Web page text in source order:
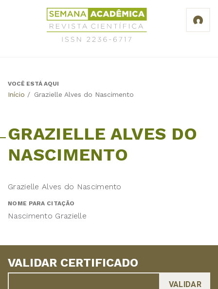
Revista
Científica
Semana
6717
Back
VOCÊ ESTÁ AQUI
Início / Grazielle Alves do Nascimento
GRAZIELLE ALVES DO
NASCIMENTO
Grazielle Alves do Nascimento
NOME PARA CITAÇÃO
Nascimento Grazielle
VALIDAR CERTIFICADO